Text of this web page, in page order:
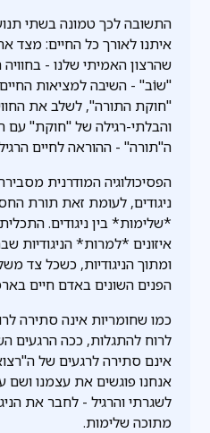
התשובה לכך טמונה בשתי
איתנו לאורך כל החיים: מצד
שהרצון האמיתי שלנו -
"שוֹֹֹֹׁב" - השיבה למציאות
"חוקת התורה", לשלב את
והבלתי-רגילה של "חוקת" עם
ה"תורה" - ההוראה לחיים
הפסיכולוגיה המודרנית
ניגודים, לעומת זאת תורת
*שלימות* בין ניגודים.
איזונים *למרות* הניגודיות
ומתוך הניגודיות, כשכל צד
הפנים השונים באדם חיים
כמו שחומריות אינה סתירה
לרוח להתגלות, ככה הרגעים
אינם סתירה לרגעים של
אנחנו פוגשים את עצמנו ושם
לשגרתי והרגיל - לחבר את
מתוכה שלימות.